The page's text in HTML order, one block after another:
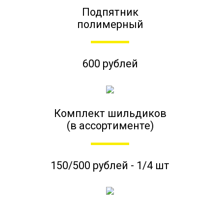
Подпятник
полимерный
600 рублей
Комплект шильдиков
(в ассортименте)
150/500 рублей - 1/4 шт